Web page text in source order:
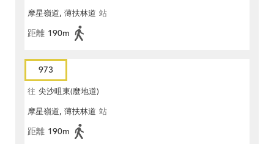
摩星嶺道, 薄扶林道 站
距離 190m
973
往 尖沙咀東(麼地道)
摩星嶺道, 薄扶林道 站
距離 190m